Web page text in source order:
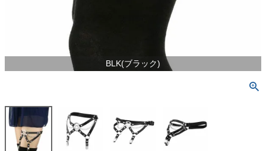
BLK(ブラック)